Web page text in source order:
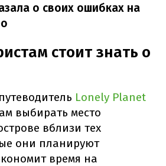
о своих ошибках на
стоит знать о
Lonely Planet
выбирать место
вблизи тех
они планируют
время на